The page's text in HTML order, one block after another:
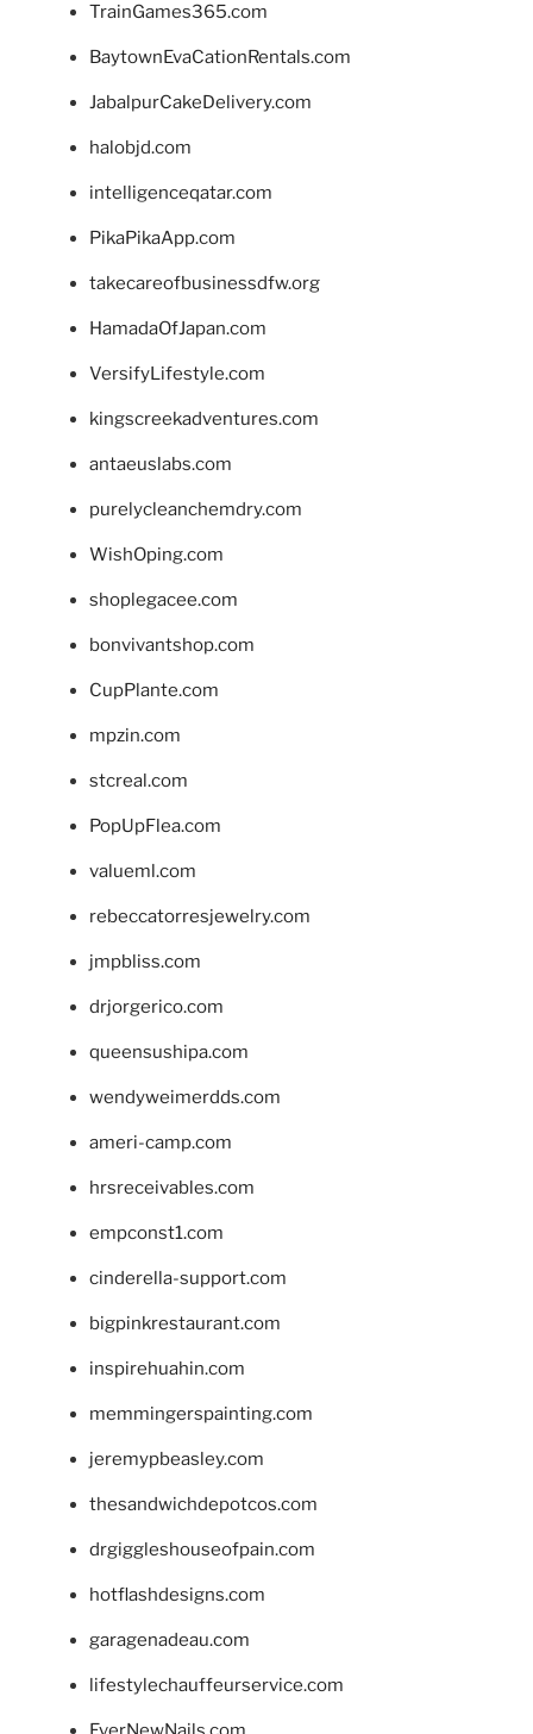
TrainGames365.com
BaytownEvaCationRentals.com
JabalpurCakeDelivery.com
halobjd.com
intelligenceqatar.com
PikaPikaApp.com
takecareofbusinessdfw.org
HamadaOfJapan.com
VersifyLifestyle.com
kingscreekadventures.com
antaeuslabs.com
purelycleanchemdry.com
WishOping.com
shoplegacee.com
bonvivantshop.com
CupPlante.com
mpzin.com
stcreal.com
PopUpFlea.com
valueml.com
rebeccatorresjewelry.com
jmpbliss.com
drjorgerico.com
queensushipa.com
wendyweimerdds.com
ameri-camp.com
hrsreceivables.com
empconst1.com
cinderella-support.com
bigpinkrestaurant.com
inspirehuahin.com
memmingerspainting.com
jeremypbeasley.com
thesandwichdepotcos.com
drgiggleshouseofpain.com
hotflashdesigns.com
garagenadeau.com
lifestylechauffeurservice.com